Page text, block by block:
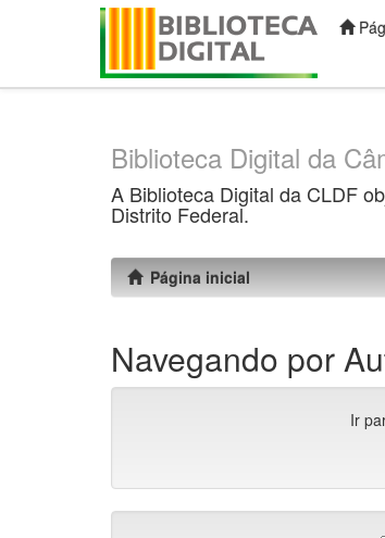
Biblioteca Digital da
A Biblioteca Digital da CLDF
Distrito Federal.
Página inicial
Navegando por
Ir